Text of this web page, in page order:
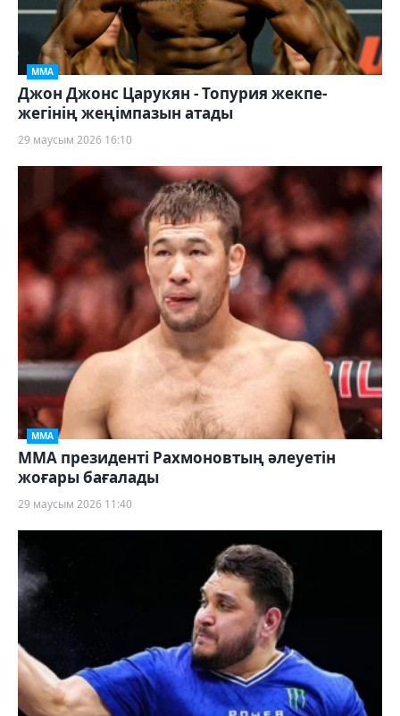
ММА
Джон Джонс Царукян - Топурия жекпе-
жегінің жеңімпазын атады
29 маусым 2026 16:10
ММА
ММА президенті Рахмоновтың әлеуетін
жоғары бағалады
29 маусым 2026 11:40